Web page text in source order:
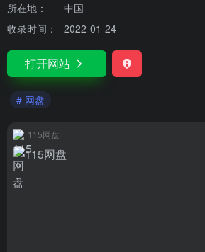
所在地：
中国
收录时间：
2022-01-24
打开网站
# 网盘
115网盘